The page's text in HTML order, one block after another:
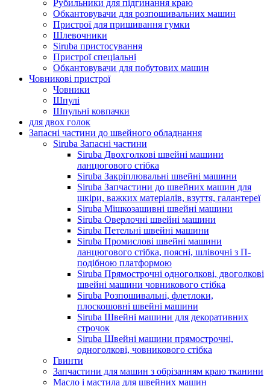
Рубильники для підгинання краю
Обкантовувачи для розпошивальних машин
Пристрої для пришивання гумки
Шлевочники
Siruba пристосування
Пристрої спеціальні
Обкантовувачи для побутових машин
Човникові пристрої
Човники
Шпулі
Шпульні ковпачки
для двох голок
Запасні частини до швейного обладнання
Siruba Запасні частини
Siruba Двохголкові швейні машини
ланцюгового стібка
Siruba Закріплювальні швейні машини
Siruba Запчастини до швейних машин для
шкіри, важких матеріалів, взуття, галантереї
Siruba Мішкозашивні швейні машини
Siruba Оверлочні швейні машини
Siruba Петельні швейні машини
Siruba Промислові швейні машини
ланцюгового стібка, поясні, шлівочні з П-
подібною платформою
Siruba Прямострочні одноголкові, двоголкові
швейні машини човникового стібка
Siruba Розпошивальні, флетлоки,
плоскошовні швейні машини
Siruba Швейні машини для декоративних
строчок
Siruba Швейні машини прямострочні,
одноголкові, човникового стібка
Гвинти
Запчастини для машин з обрізанням краю тканини
Масло і мастила для швейних машин